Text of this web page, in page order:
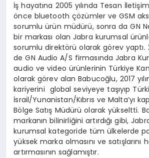
İş hayatına 2005 yılında Tesan
önce bluetooth çözümler ve GSM
sorumlu ürün müdürü, sonra da GN
bir markası olan Jabra kurumsal
sorumlu direktörü olarak görev yaptı.
de GN Audio A/S firmasında Jabra
audio ve video ürünlerinin Türkiye
olarak görev alan Babucoğlu, 2017
kariyerini global seviyeye taşıyıp
İsrail/Yunanistan/Kıbrıs ve Malta’yı
Bölge Satış Müdürü olarak yükseltti.
markanın bilinirliğini artırdığı gibi,
kurumsal kategoride tüm ülkelerde
yüksek marka olmasını ve satışlarını
artırmasının sağlamıştır.